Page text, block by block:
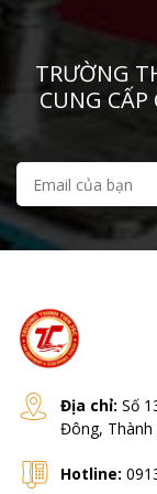
này sẽ gây
độ chính
TSCALE
Zemic
Infinity
HBM
KERN
Shinko
TRƯỜNG
CUNG
Địa chỉ: Số
Đông, Thành
Hotline: